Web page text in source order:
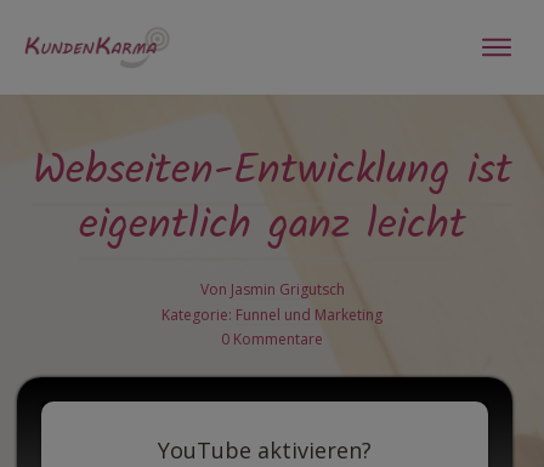
Webseiten-Entwicklung ist
eigentlich ganz leicht
Von Jasmin Grigutsch
Kategorie: Funnel und Marketing
0 Kommentare
YouTube aktivieren?